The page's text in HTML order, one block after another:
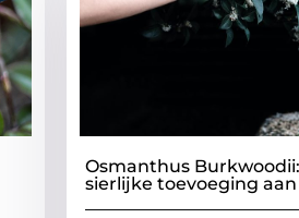
Osmanthus
sierlijke toevoeging